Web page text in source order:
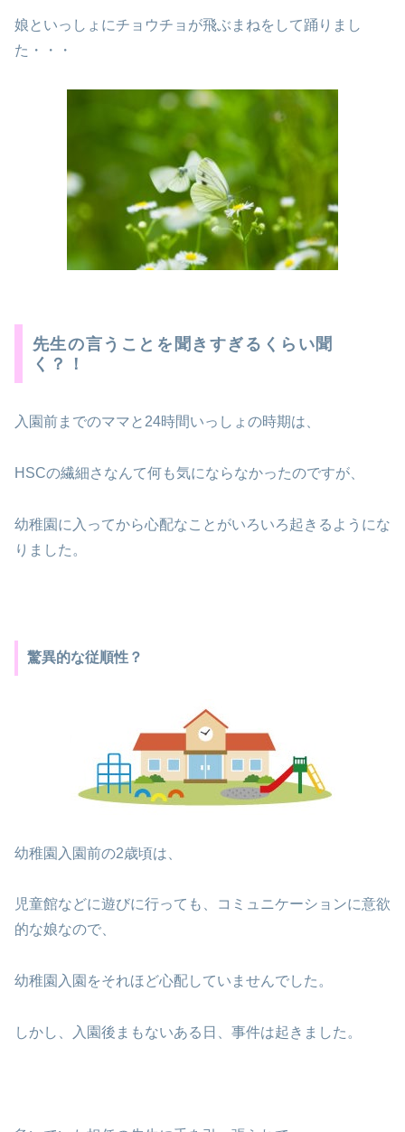
娘といっしょにチョウチョが飛ぶまねをして踊りまし
た・・・
先生の言うことを聞きすぎるくらい聞
く？！
入園前までのママと24時間いっしょの時期は、
HSCの繊細さなんて何も気にならなかったのですが、
幼稚園に入ってから心配なことがいろいろ起きるようにな
りました。
驚異的な従順性？
幼稚園入園前の2歳頃は、
児童館などに遊びに行っても、コミュニケーションに意欲
的な娘なので、
幼稚園入園をそれほど心配していませんでした。
しかし、入園後まもないある日、事件は起きました。